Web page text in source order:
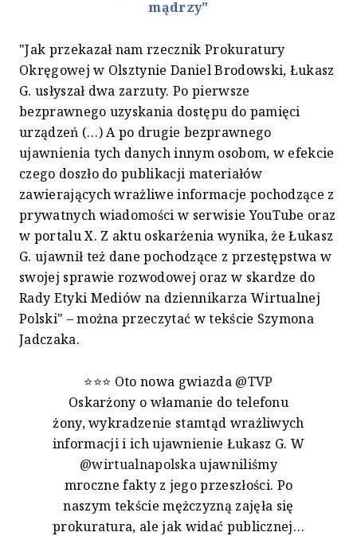
mądrzy"
"Jak przekazał nam rzecznik Prokuratury
Okręgowej w Olsztynie Daniel Brodowski, Łukasz
G. usłyszał dwa zarzuty. Po pierwsze
bezprawnego uzyskania dostępu do pamięci
urządzeń (…) A po drugie bezprawnego
ujawnienia tych danych innym osobom, w efekcie
czego doszło do publikacji materiałów
zawierających wrażliwe informacje pochodzące z
prywatnych wiadomości w serwisie YouTube oraz
w portalu X. Z aktu oskarżenia wynika, że Łukasz
G. ujawnił też dane pochodzące z przestępstwa w
swojej sprawie rozwodowej oraz w skardze do
Rady Etyki Mediów na dziennikarza Wirtualnej
Polski" – można przeczytać w tekście Szymona
Jadczaka.
⭐️⭐️⭐️ Oto nowa gwiazda @TVP
Oskarżony o włamanie do telefonu
żony, wykradzenie stamtąd wrażliwych
informacji i ich ujawnienie Łukasz G. W
@wirtualnapolskaujawniliśmy
mroczne fakty z jego przeszłości. Po
naszym tekście mężczyzną zajęła się
prokuratura, ale jak widać publicznej…